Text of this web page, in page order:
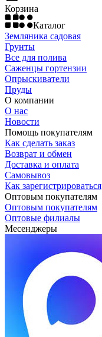
Корзина
Каталог
Земляника садовая
Грунты
Все для полива
Саженцы гортензии
Опрыскиватели
Пруды
О компании
О нас
Новости
Помощь покупателям
Как сделать заказ
Возврат и обмен
Доставка и оплата
Самовывоз
Как зарегистрироваться
Оптовым покупателям
Оптовым покупателям
Оптовые филиалы
Месенджеры